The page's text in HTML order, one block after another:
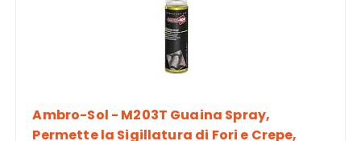
Ambro-Sol - M203T Guaina Spray,
Permette la Sigillatura di Fori e Crepe,